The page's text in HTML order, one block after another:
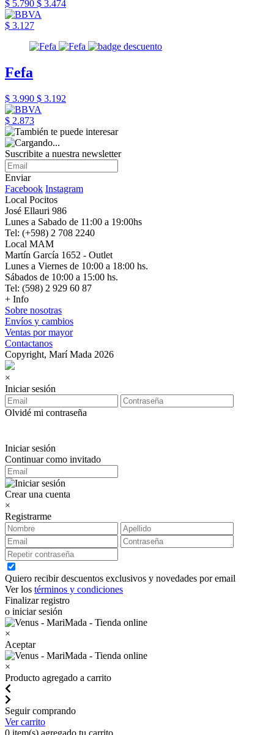
$ 5.790 $ 3.474
$ 3.127
Fefa
$ 3.990 $ 3.192
$ 2.873
Suscribite a nuestra newsletter
Enviar
Facebook Instagram
Local Pocitos
José Ellauri 986
Lunes a Sabado de 11:00 a 19:00hs
Tel: (+598) 2 708 2240
Local MAM
Martín García 1652 - Outlet
Lunes a Viernes de 10:00 a 18:00 hs.
Sábados de 10:00 a 15:00 hs.
Tel: (598) 2 929 60 87
+ Info
Sobre nosotras
Envíos y cambios
Ventas por mayor
Contactanos
Copyright, Marí Mada 2026
×
Iniciar sesión
Olvidé mi contraseña
Iniciar sesión
Continuar como invitado
Crear una cuenta
×
Registrarme
Quiero recibir descuentos exclusivos y novedades por email
Ver los términos y condiciones
Finalizar registro
o iniciar sesión
×
Aceptar
×
Producto agregado a carrito
Seguir comprando
Ver carrito
0 item(s) agregado tu carrito